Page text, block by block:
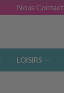
Nous
LOISIRS